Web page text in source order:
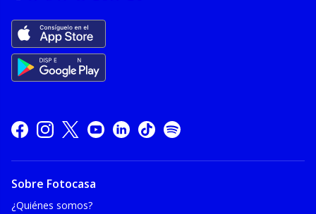
Sobre Fotocasa
¿Quiénes somos?